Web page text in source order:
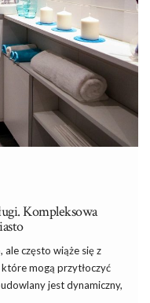
Kompleksowa
często wiąże się z
mogą przytłoczyć
jest dynamiczny,